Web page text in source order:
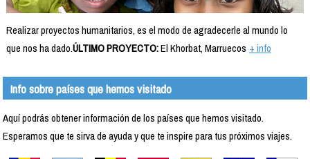
Realizar proyectos humanitarios, es el modo de agradecerle al mundo lo
que nos ha dado.ÚLTIMO PROYECTO:El Khorbat, Marruecos + info
Info sobre países que hemos visitado
Aquí podrás obtener información de los países que hemos visitado.
Esperamos que te sirva de ayuda y que te inspire para tus próximos viajes.